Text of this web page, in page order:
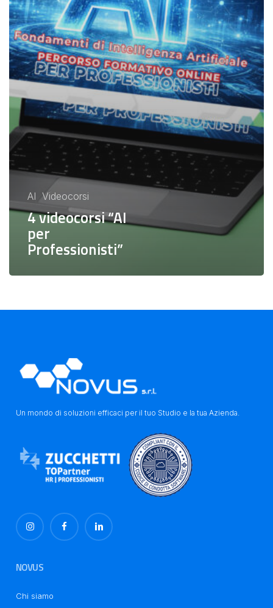
AI Videocorsi
4 videocorsi “AI
per
Professionisti”
Un mondo di soluzioni efficaci per il tuo Studio e la tua Azienda.
NOVUS
Chi siamo